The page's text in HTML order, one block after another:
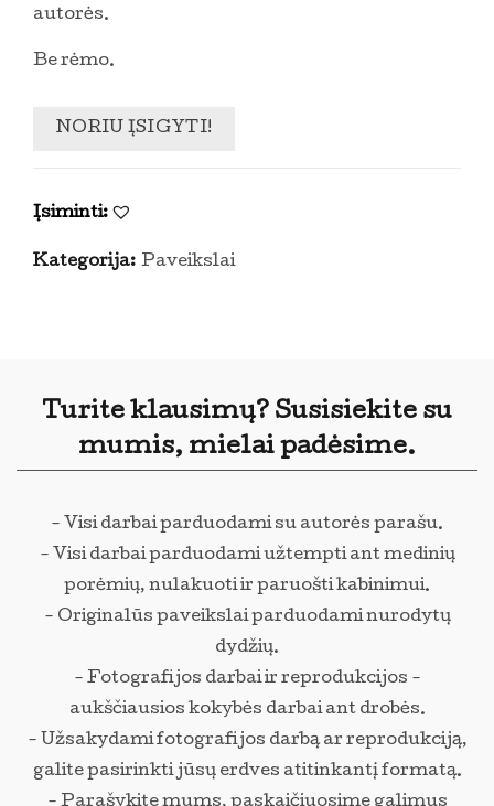
autorės.
Be rėmo.
NORIU ĮSIGYTI!
Įsiminti:
Kategorija: Paveikslai
Turite klausimų? Susisiekite su
mumis, mielai padėsime.
- Visi darbai parduodami su autorės parašu.
- Visi darbai parduodami užtempti ant medinių
porėmių, nulakuoti ir paruošti kabinimui.
- Originalūs paveikslai parduodami nurodytų
dydžių.
- Fotografijos darbai ir reprodukcijos -
aukščiausios kokybės darbai ant drobės.
- Užsakydami fotografijos darbą ar reprodukciją,
galite pasirinkti jūsų erdves atitinkantį formatą.